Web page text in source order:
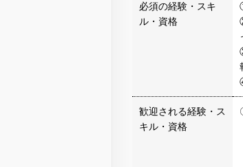
必須の経験・スキ
ル・資格
歓迎される経験・ス
キル・資格